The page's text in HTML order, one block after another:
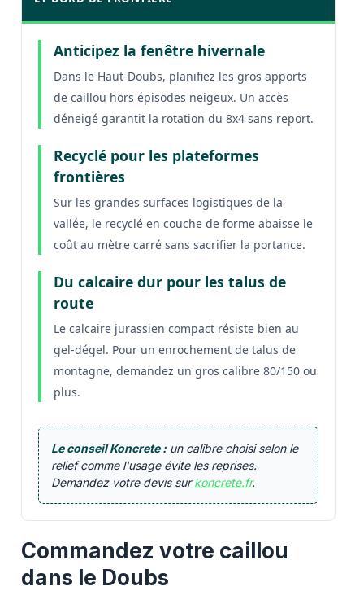
Anticipez la fenêtre hivernale
Dans le Haut-Doubs, planifiez les gros apports
de caillou hors épisodes neigeux. Un accès
déneigé garantit la rotation du 8x4 sans report.
Recyclé pour les plateformes
frontières
Sur les grandes surfaces logistiques de la
vallée, le recyclé en couche de forme abaisse le
coût au mètre carré sans sacrifier la portance.
Du calcaire dur pour les talus de
route
Le calcaire jurassien compact résiste bien au
gel-dégel. Pour un enrochement de talus de
montagne, demandez un gros calibre 80/150 ou
plus.
Le conseil Koncrete :un calibre choisi selon le
relief comme l'usage évite les reprises.
Demandez votre devis surkoncrete.fr.
Commandez votre caillou
dans le Doubs